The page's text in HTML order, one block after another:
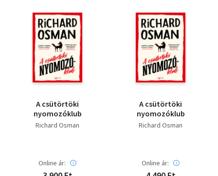
Művészet
Szakkönyv
Szótár, nyelvkönyv
Tankönyv, segédkönyv
Társadalomtudomány
Természettudomány
A csütörtöki
nyomozóklub
Richard Osman
Online ár:
A csütörtöki
nyomozóklub
Richard Osman
Online ár: